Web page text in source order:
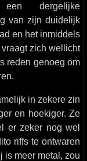
dergelijke
van zijn duidelijk
en het inmiddels
zich wellicht
reden genoeg om
in zekere zin
en hoekiger. Ze
er zeker nog wel
riffs te ontwaren
is meer metal, zou